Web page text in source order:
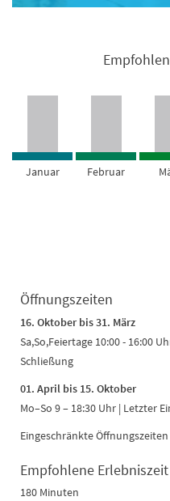
Januar Februar
Öffnungszeiten
16. Oktober bis 31. März
Sa,So,Feiertage 10:00 - 16:00
Schließung
01. April bis 15. Oktober
Mo–So 9 – 18:30 Uhr | Letzter
Eingeschränkte
Empfohlene Erlebniszeit
180 Minuten